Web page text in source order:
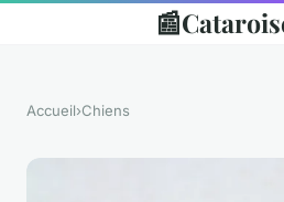
📰
Accueil›Chiens